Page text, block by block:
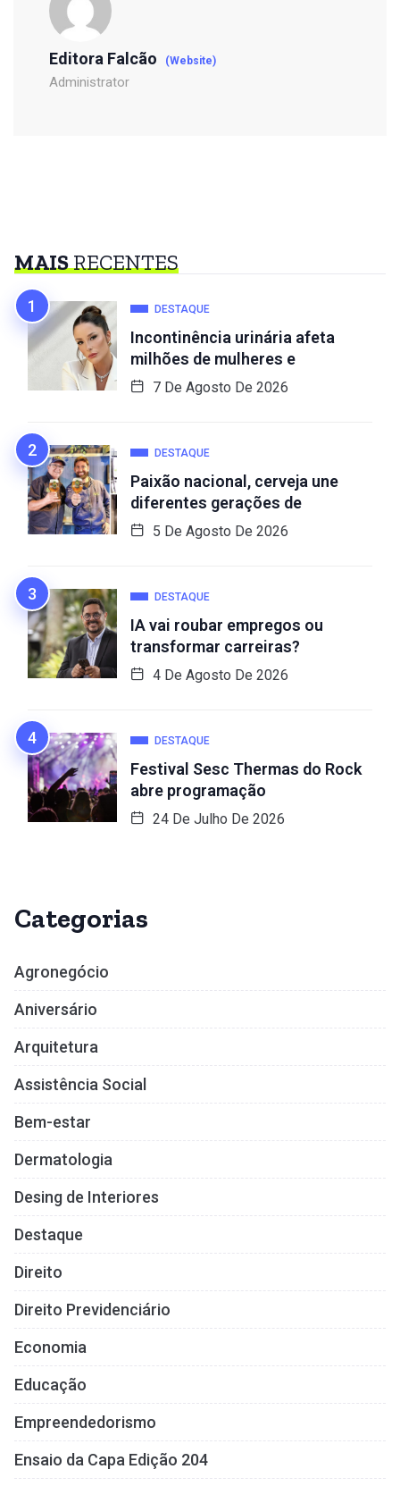
Editora Falcão (Website)
Administrator
MAISRECENTES
DESTAQUE
Incontinência urinária afeta
milhões de mulheres e
7 De Agosto De 2026
DESTAQUE
Paixão nacional, cerveja une
diferentes gerações de
5 De Agosto De 2026
DESTAQUE
IA vai roubar empregos ou
transformar carreiras?
4 De Agosto De 2026
DESTAQUE
Festival Sesc Thermas do Rock
abre programação
24 De Julho De 2026
Categorias
Agronegócio
Aniversário
Arquitetura
Assistência Social
Bem-estar
Dermatologia
Desing de Interiores
Destaque
Direito
Direito Previdenciário
Economia
Educação
Empreendedorismo
Ensaio da Capa Edição 204